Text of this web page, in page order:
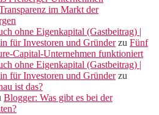
im Markt der
ohne Eigenkapital (Gastbeitrag) |
für Investoren und Gründerzu Fünf
Capital-Unternehmen funktioniert
ohne Eigenkapital (Gastbeitrag) |
für Investoren und Gründerzu
ist das?
Blogger: Was gibt es bei der